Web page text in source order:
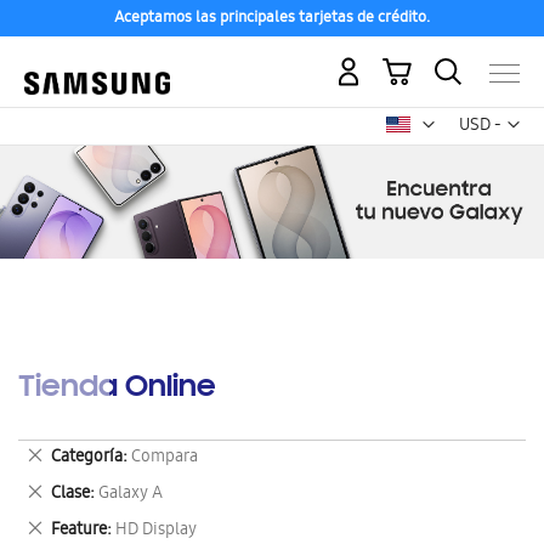
Aceptamos las principales tarjetas de crédito.
USD -
dólar
Mi carrito
Tienda Online
Categoría Compara
Eliminar
este
artículo
Clase Galaxy A
Eliminar
este
Feature HD Display
Eliminar